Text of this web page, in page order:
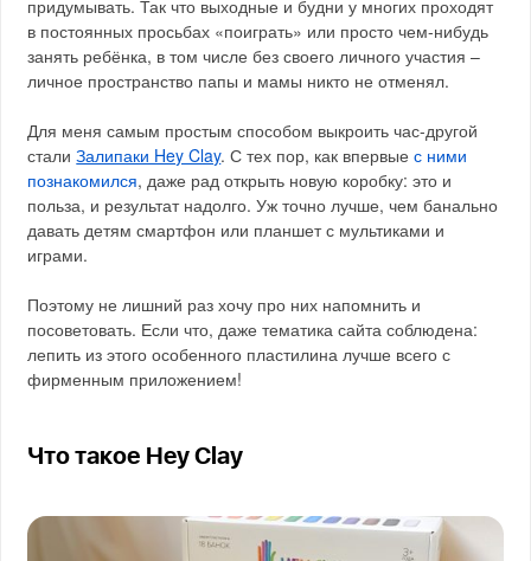
придумывать. Так что выходные и будни у многих проходят
в постоянных просьбах «поиграть» или просто чем-нибудь
занять ребёнка, в том числе без своего личного участия –
личное пространство папы и мамы никто не отменял.
Для меня самым простым способом выкроить час-другой
сталиЗалипаки Hey Clay. С тех пор, как впервыес ними
познакомился, даже рад открыть новую коробку: это и
польза, и результат надолго. Уж точно лучше, чем банально
давать детям смартфон или планшет с мультиками и
играми.
Поэтому не лишний раз хочу про них напомнить и
посоветовать. Если что, даже тематика сайта соблюдена:
лепить из этого особенного пластилина лучше всего с
фирменным приложением!
Что такое Hey Clay